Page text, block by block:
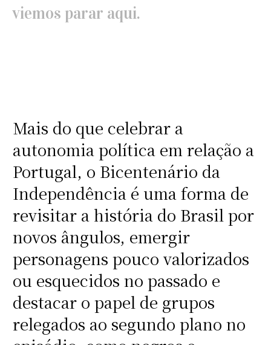
viemos parar aqui.
Mais do que celebrar a
autonomia política em relação a
Portugal, o Bicentenário da
Independência é uma forma de
revisitar a história do Brasil por
novos ângulos, emergir
personagens pouco valorizados
ou esquecidos no passado e
destacar o papel de grupos
relegados ao segundo plano no